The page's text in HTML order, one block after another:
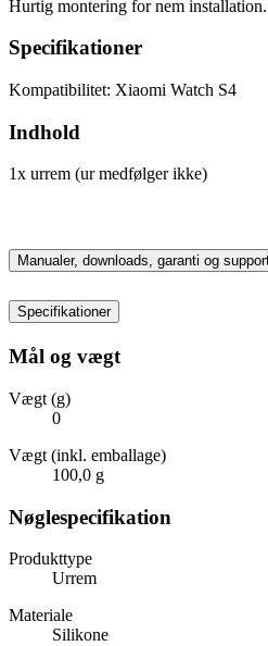
Hurtig montering for nem installation.
Specifikationer
Kompatibilitet: Xiaomi Watch S4
Indhold
1x urrem (ur medfølger ikke)
Manualer, downloads, garanti og
Specifikationer
Mål og vægt
Vægt (g)
0
Vægt (inkl. emballage)
100,0 g
Nøglespecifikation
Produkttype
Urrem
Materiale
Silikone